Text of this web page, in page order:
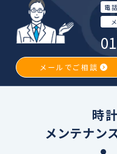
電
メールでご相談
時
メンテナン